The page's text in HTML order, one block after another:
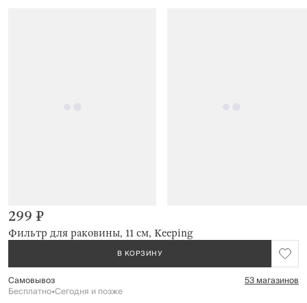
Фильтр для раковины, 11 см, Keeping
299 ₽
В КОРЗИНУ
Самовывоз 53 магазинов
Бесплатно•Сегодня и позже